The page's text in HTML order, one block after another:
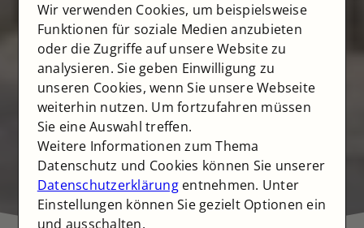
Wir verwenden Cookies, um beispielsweise
Funktionen für soziale Medien anzubieten
oder die Zugriffe auf unsere Website zu
analysieren. Sie geben Einwilligung zu
unseren Cookies, wenn Sie unsere Webseite
weiterhin nutzen. Um fortzufahren müssen
Sie eine Auswahl treffen.
Weitere Informationen zum Thema
Datenschutz und Cookies können Sie unserer
Datenschutzerklärungentnehmen. Unter
Einstellungen können Sie gezielt Optionen ein
und ausschalten.